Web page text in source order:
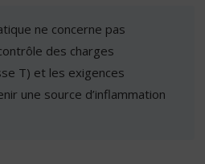
ne concerne pas
des charges
T) et les exigences
une source d’inflammation